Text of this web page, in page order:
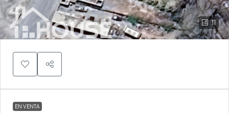
11
EN VENTA